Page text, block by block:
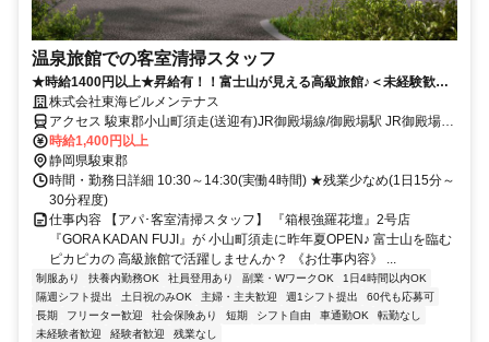
温泉旅館での客室清掃スタッフ
★時給1400円以上★昇給有！！富士山が見える高級旅館♪＜未経験歓迎
＞週2日～1日4Hのみ！週払い制度あり
株式会社東海ビルメンテナス
アクセス 駿東郡小山町須走(送迎有)JR御殿場線/御殿場駅 JR御殿場線/
駿河小山駅
時給1,400円以上
静岡県駿東郡
時間・勤務日詳細 10:30～14:30(実働4時間) ★残業少なめ(1日15分～
30分程度)
仕事内容 【アパ･客室清掃スタッフ】 『箱根強羅花壇』2号店
『GORA KADAN FUJI』が 小山町須走に昨年夏OPEN♪ 富士山を臨む
ピカピカの 高級旅館で活躍しませんか？ 《お仕事内容》 ...
制服あり 扶養内勤務OK 社員登用あり 副業・WワークOK
1日4時間以内OK
隔週シフト提出
土日祝のみOK 主婦・主夫歓迎 週1シフト提出
60代も応募可
長期
フリーター歓迎 社会保険あり 短期 シフト自由 車通勤OK
転勤なし
未経験者歓迎
経験者歓迎 残業なし